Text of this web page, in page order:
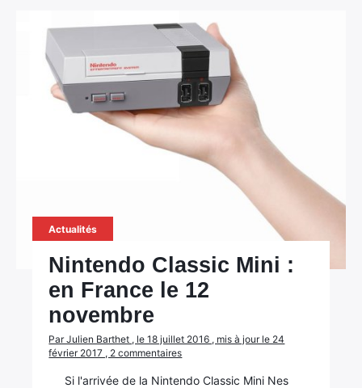
Actualités
Nintendo Classic Mini :
en France le 12
novembre
Par Julien Barthet , le 18 juillet 2016 , mis à jour le 24
février 2017 , 2 commentaires
Si l'arrivée de la Nintendo Classic Mini Nes